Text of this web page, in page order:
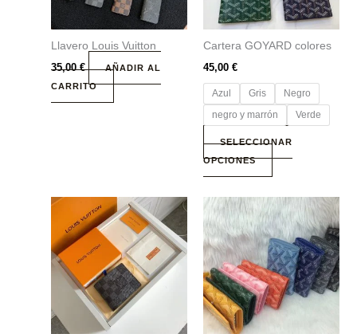
Llavero Louis Vuitton
35,00€
AÑADIR AL
CARRITO
Cartera GOYARD colores
45,00 €
Azul Gris
Negro
negro y marrón
Verde
SELECCIONAR
OPCIONES
opciones
se
pueden
en
la
página
de
producto
Este
producto
tiene
múltiples
variantes.
Las
opciones